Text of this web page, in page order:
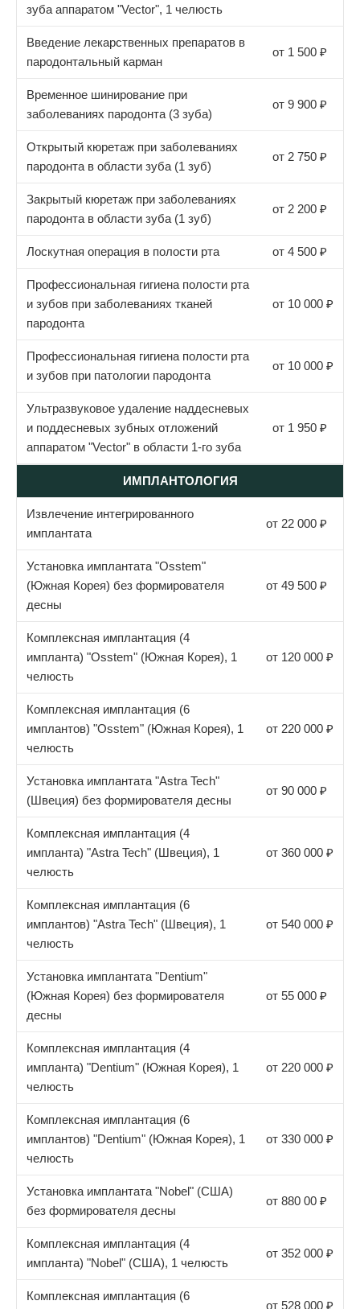
зуба аппаратом "Vector", 1 челюсть
Введение лекарственных препаратов в
пародонтальный карман
от 1 500 ₽
Временное шинирование при
заболеваниях пародонта (3 зуба)
от 9 900 ₽
Открытый кюретаж при заболеваниях
пародонта в области зуба (1 зуб)
от 2 750 ₽
Закрытый кюретаж при заболеваниях
пародонта в области зуба (1 зуб)
от 2 200 ₽
Лоскутная операция в полости рта от 4 500 ₽
Профессиональная гигиена полости рта
и зубов при заболеваниях тканей
пародонта
от 10 000 ₽
Профессиональная гигиена полости рта
и зубов при патологии пародонта
от 10 000 ₽
Ультразвуковое удаление наддесневых
и поддесневых зубных отложений
аппаратом "Vector" в области 1-го зуба
от 1 950 ₽
ИМПЛАНТОЛОГИЯ
Извлечение интегрированного
имплантата
от 22 000 ₽
Установка имплантата "Osstem"
(Южная Корея) без формирователя
десны
от 49 500 ₽
Комплексная имплантация (4
импланта) "Osstem" (Южная Корея), 1
челюсть
от 120 000 ₽
Комплексная имплантация (6
имплантов) "Osstem" (Южная Корея), 1
челюсть
от 220 000 ₽
Установка имплантата "Astra Tech"
(Швеция) без формирователя десны
от 90 000 ₽
Комплексная имплантация (4
импланта) "Astra Tech" (Швеция), 1
челюсть
от 360 000 ₽
Комплексная имплантация (6
имплантов) "Astra Tech" (Швеция), 1
челюсть
от 540 000 ₽
Установка имплантата "Dentium"
(Южная Корея) без формирователя
десны
от 55 000 ₽
Комплексная имплантация (4
импланта) "Dentium" (Южная Корея), 1
челюсть
от 220 000 ₽
Комплексная имплантация (6
имплантов) "Dentium" (Южная Корея), 1
челюсть
от 330 000 ₽
Установка имплантата "Nobel" (США)
без формирователя десны
от 880 00 ₽
Комплексная имплантация (4
импланта) "Nobel" (США), 1 челюсть
от 352 000 ₽
Комплексная имплантация (6
от 528 000 ₽